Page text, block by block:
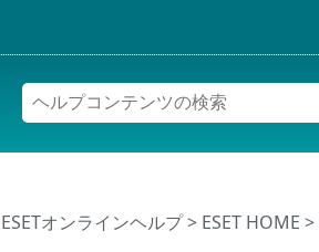
ESETオンラインヘルプ> ESET HOME >